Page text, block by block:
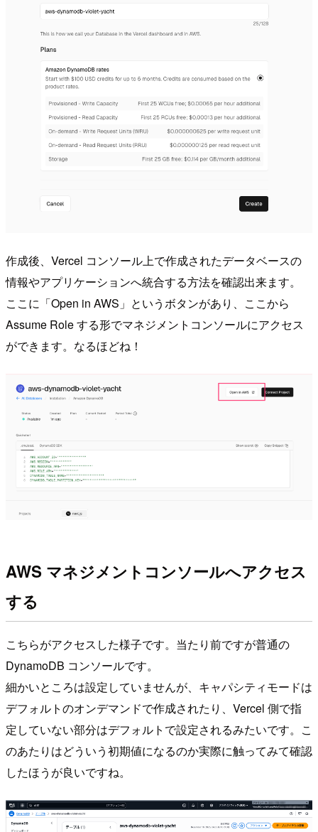
作成後、Vercel コンソール上で作成されたデータベースの
情報やアプリケーションへ統合する方法を確認出来ます。
ここに「Open in AWS」というボタンがあり、ここから
Assume Role する形でマネジメントコンソールにアクセス
ができます。なるほどね！
AWS マネジメントコンソールへアクセス
する
こちらがアクセスした様子です。当たり前ですが普通の
DynamoDB コンソールです。
細かいところは設定していませんが、キャパシティモードは
デフォルトのオンデマンドで作成されたり、Vercel 側で指
定していない部分はデフォルトで設定されるみたいです。こ
のあたりはどういう初期値になるのか実際に触ってみて確認
したほうが良いですね。